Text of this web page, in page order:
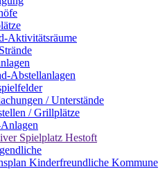
Aktivitätsräume
Abstellanlagen
/ Unterstände
/ Grillplätze
Spielplatz Hestoft
Kinderfreundliche Kommune